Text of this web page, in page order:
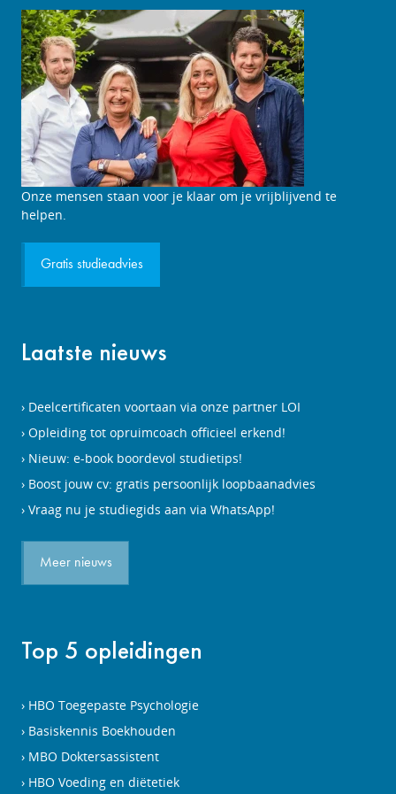
Studieadviesgesprek
aanvragen
Onze mensen staan voor je klaar om je vrijblijvend te
helpen.
Gratis studieadvies
Laatste nieuws
Deelcertificaten voortaan via onze partner LOI
Opleiding tot opruimcoach officieel erkend!
Nieuw: e-book boordevol studietips!
Boost jouw cv: gratis persoonlijk loopbaanadvies
Vraag nu je studiegids aan via WhatsApp!
Meer nieuws
Top 5 opleidingen
HBO Toegepaste Psychologie
Basiskennis Boekhouden
MBO Doktersassistent
HBO Voeding en diëtetiek